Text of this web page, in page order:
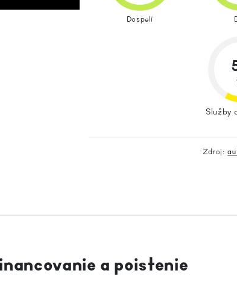
Dospelí
Služby
Zdroj:
a poistenie